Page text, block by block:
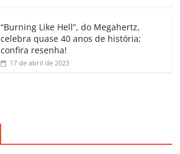
o
m
“Burning Like Hell”, do Megahertz,
celebra quase 40 anos de história;
confira resenha!
17 de abril de 2023